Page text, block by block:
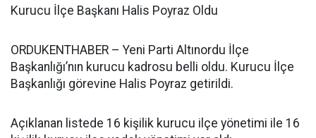
Kurucu İlçe Başkanı Halis Poyraz Oldu
ORDUKENTHABER – Yeni Parti Altınordu İlçe
Başkanlığı’nın kurucu kadrosu belli oldu. Kurucu İlçe
Başkanlığı görevine Halis Poyraz getirildi.
Açıklanan listede 16 kişilik kurucu ilçe yönetimi ile 16